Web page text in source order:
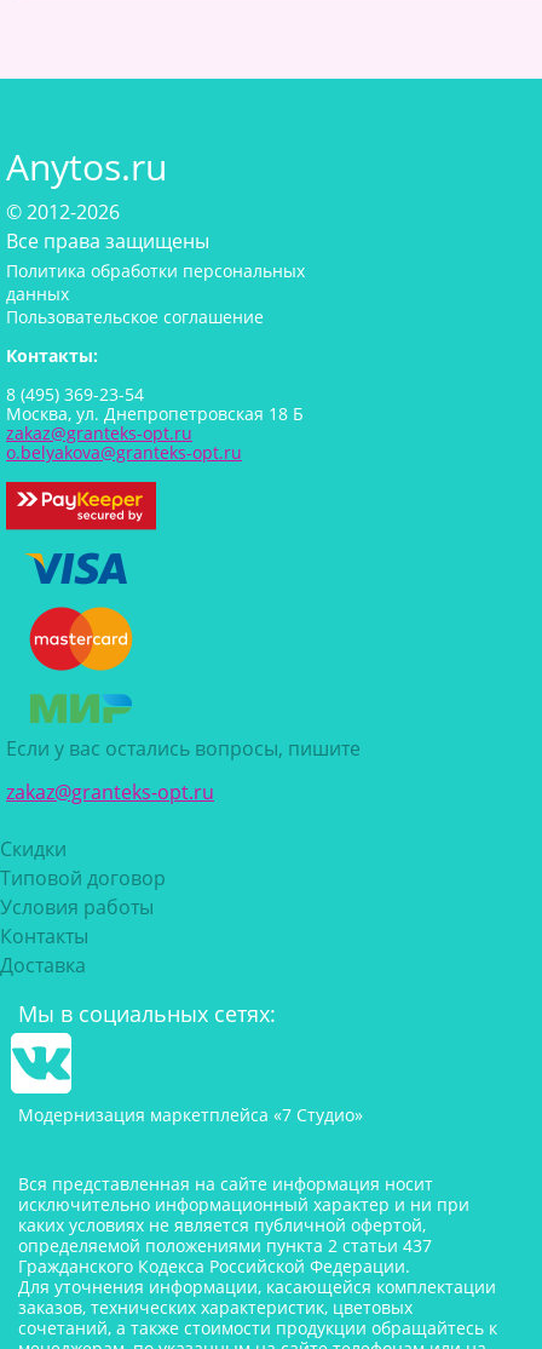
Anytos.ru
© 2012-2026
Все права защищены
Политика обработки персональных
данных
Пользовательское соглашение
Контакты:
8 (495) 369-23-54
Москва, ул. Днепропетровская 18 Б
zakaz@granteks-opt.ru
o.belyakova@granteks-opt.ru
Если у вас остались вопросы, пишите
zakaz@granteks-opt.ru
Скидки
Типовой договор
Условия работы
Контакты
Доставка
Мы в социальных сетях:
Модернизация маркетплейса «7 Студио»
Вся представленная на сайте информация носит
исключительно информационный характер и ни при
каких условиях не является публичной офертой,
определяемой положениями пункта 2 статьи 437
Гражданского Кодекса Российской Федерации.
Для уточнения информации, касающейся комплектации
заказов, технических характеристик, цветовых
сочетаний, а также стоимости продукции обращайтесь к